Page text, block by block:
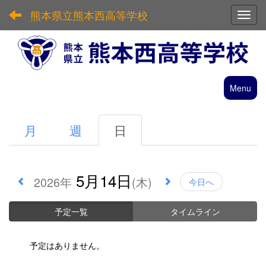
熊本県立熊本西高等学校
Menu
月 週 日
2026年 5月14日(木) 今日へ
予定一覧 タイムライン
予定はありません。